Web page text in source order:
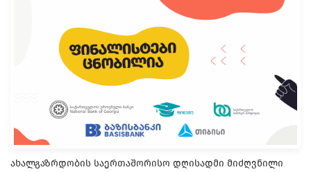
ახალგაზრდობის საერთაშორისო დღისადმი მიძღვნილი